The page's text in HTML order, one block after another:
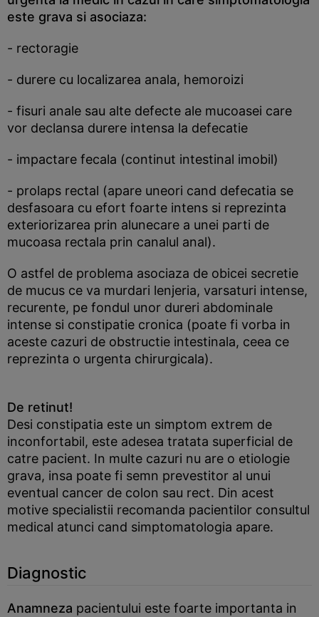
este grava si asociaza:
- rectoragie
- durere cu localizarea anala, hemoroizi
- fisuri anale sau alte defecte ale mucoasei care
vor declansa durere intensa la defecatie
- impactare fecala (continut intestinal imobil)
- prolaps rectal (apare uneori cand defecatia se
desfasoara cu efort foarte intens si reprezinta
exteriorizarea prin alunecare a unei parti de
mucoasa rectala prin canalul anal).
O astfel de problema asociaza de obicei secretie
de mucus ce va murdari lenjeria, varsaturi intense,
recurente, pe fondul unor dureri abdominale
intense si constipatie cronica (poate fi vorba in
aceste cazuri de obstructie intestinala, ceea ce
reprezinta o urgenta chirurgicala).
De retinut!
Desi constipatia este un simptom extrem de
inconfortabil, este adesea tratata superficial de
catre pacient. In multe cazuri nu are o etiologie
grava, insa poate fi semn prevestitor al unui
eventual cancer de colon sau rect. Din acest
motive specialistii recomanda pacientilor consultul
medical atunci cand simptomatologia apare.
Diagnostic
Anamneza pacientului este foarte importanta in